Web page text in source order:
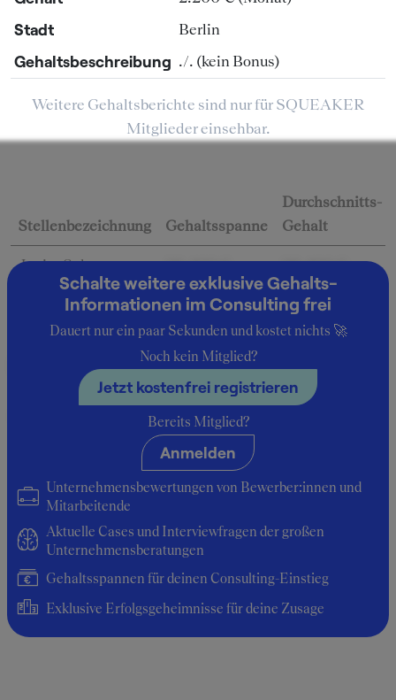
Stadt Berlin
Gehaltsbeschreibung ./. (kein Bonus)
Weitere Gehaltsberichte sind nur für SQUEAKER
Mitglieder einsehbar.
Stellenbezeichnung Gehaltsspanne
Durchschnitts-
Gehalt
Junior Sales
Manager
26.400 € -
26.400 €
26.400 €
Insider-Berichte zum Gehalt bei
Junior Sales Manager
Durchschnittsgehalt: 26.400 €
Schalte weitere exklusive Gehalts-
Informationen im Consulting frei
Dauert nur ein paar Sekunden und kostet nichts 🚀
Noch kein Mitglied?
Jetzt kostenfrei registrieren
Bereits Mitglied?
Anmelden
Unternehmensbewertungen von Bewerber:innen und
Mitarbeitende
Aktuelle Cases und Interviewfragen der großen
Unternehmensberatungen
Gehaltsspannen für deinen Consulting-Einstieg
Exklusive Erfolgsgeheimnisse für deine Zusage